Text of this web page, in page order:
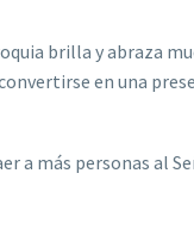
brilla y abraza
en una
a más personas al